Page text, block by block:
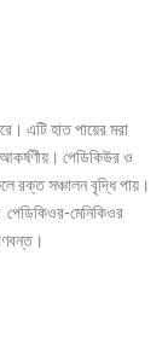
এটি হাত পায়ের মরা
পেডিকিউর ও
রক্ত সঞ্চালন বৃদ্ধি পায়।
মেনিকিওর